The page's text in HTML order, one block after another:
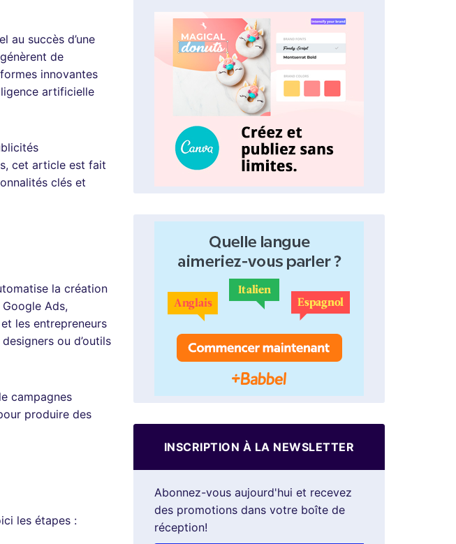
au succès d’une
de
innovantes
artificielle
cet article est fait
clés et
la création
Ads,
les entrepreneurs
ou d’outils
campagnes
produire des
les étapes :
INSCRIPTION À LA NEWSLETTER
Abonnez-vous aujourd'hui et recevez
des promotions dans votre boîte de
réception!